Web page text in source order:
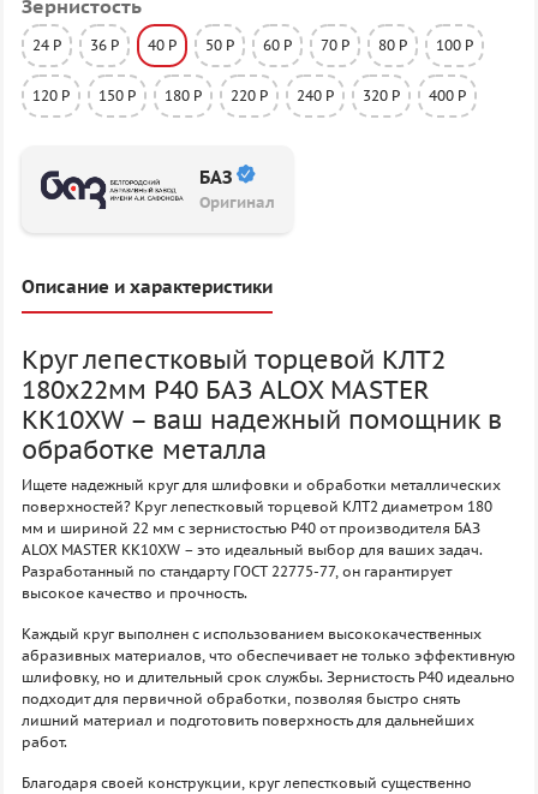
Зернистость
24 P 36 P 40 P 50 P 60 P 70 P 80 P 100 P
120 P 150 P 180 P 220 P 240 P 320 P 400 P
БАЗ
Оригинал
Описание и характеристики
Круг лепестковый торцевой КЛТ2
180х22мм P40 БАЗ ALOX MASTER
KK10XW – ваш надежный помощник в
обработке металла
Ищете надежный круг для шлифовки и обработки металлических
поверхностей? Круг лепестковый торцевой КЛТ2 диаметром 180
мм и шириной 22 мм с зернистостью P40 от производителя БАЗ
ALOX MASTER KK10XW – это идеальный выбор для ваших задач.
Разработанный по стандарту ГОСТ 22775-77, он гарантирует
высокое качество и прочность.
Каждый круг выполнен с использованием высококачественных
абразивных материалов, что обеспечивает не только эффективную
шлифовку, но и длительный срок службы. Зернистость P40 идеально
подходит для первичной обработки, позволяя быстро снять
лишний материал и подготовить поверхность для дальнейших
работ.
Благодаря своей конструкции, круг лепестковый существенно